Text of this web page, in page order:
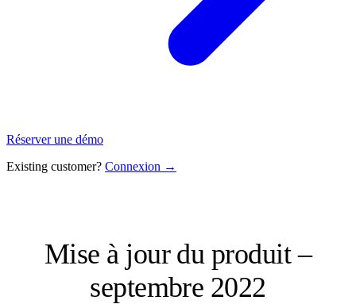
Réserver une démo
Existing customer? Connexion →
Mise à jour du produit –
septembre 2022